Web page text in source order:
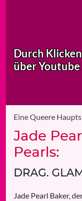
Durch Klicken
über Youtube
Eine Queere
Jade
Pearls:
DRAG.
Jade Pearl Baker,